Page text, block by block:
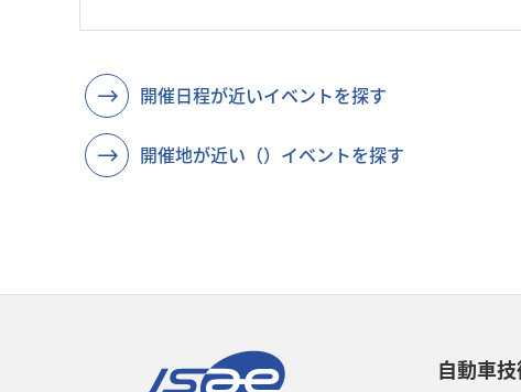
開催日程が近いイベントを探す
開催地が近い（）イベントを探す
自動車